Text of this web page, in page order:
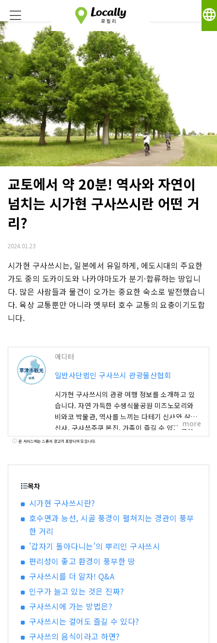
language
교토에서 약 20분! 역사와 자연이
넘치는 시가현 구사쓰시란 어떤 거
리?
2024.01.23
시가현 구사쓰시는, 일본에서 유일하게, 에도시대의 주요한
가도 중의 도카이도와 나카야마도가 분기·합류하는 땅입니
다. 많은 사람들과 물건이 오가는 중요한 숙소로 발전했습니
다. 육상 교통뿐만 아니라 옛부터 호수 교통의 요충이기도합
니다.
에디터
일반사단법인 구사쓰시 관광물산협회
시가현 구사쓰시의 관광 여행 정보를 소개하고 있
습니다. 자연 가득한 수생식물공원 미즈노모리와
비와코 박물관, 역사를 느끼는 다테기 신사와 삼대
신사, 구사쓰주쿠 본진, 가족이 즐길 수 있는 록하
공원 등 매력적인 명소·호텔·음식 정보가 가득.
more
본 서비스에는 스폰서 광고가 포함되어 있습니다.
목차
시가현 구사쓰시란?
호수면과 능선, 시골 풍경이 펼쳐지는 경관이 풍부
한 거리
'갑자기 돌아다니는'의 뿌리인 구사쓰시
편리성이 좋고 환경이 풍부한 땅
구사쓰시를 더 알자! Q&A
인구가 늘고 있는 것은 진짜?
구사쓰시에 가는 방법은?
구사쓰시는 걸어도 즐길 수 있다?
구사쓰의 음식이라고 하면?